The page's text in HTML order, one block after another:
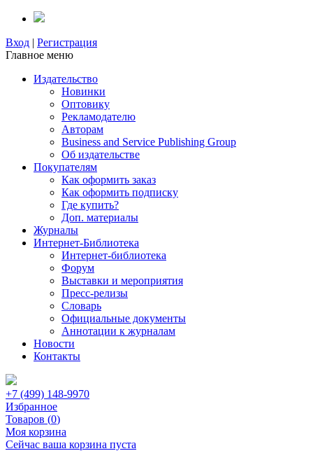
Вход | Регистрация
Главное меню
Издательство
Новинки
Оптовику
Рекламодателю
Авторам
Business and Service Publishing Group
Об издательстве
Покупателям
Как оформить заказ
Как оформить подписку
Где купить?
Доп. материалы
Журналы
Интернет-Библиотека
Интернет-библиотека
Форум
Выставки и мероприятия
Пресс-релизы
Словарь
Официальные документы
Аннотации к журналам
Новости
Контакты
+7 (499) 148-9970
Избранное
Товаров (0)
Моя корзина
Сейчас ваша корзина пуста